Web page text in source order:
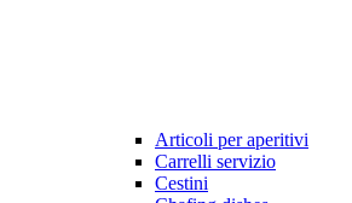
Articoli per aperitivi
Carrelli servizio
Cestini